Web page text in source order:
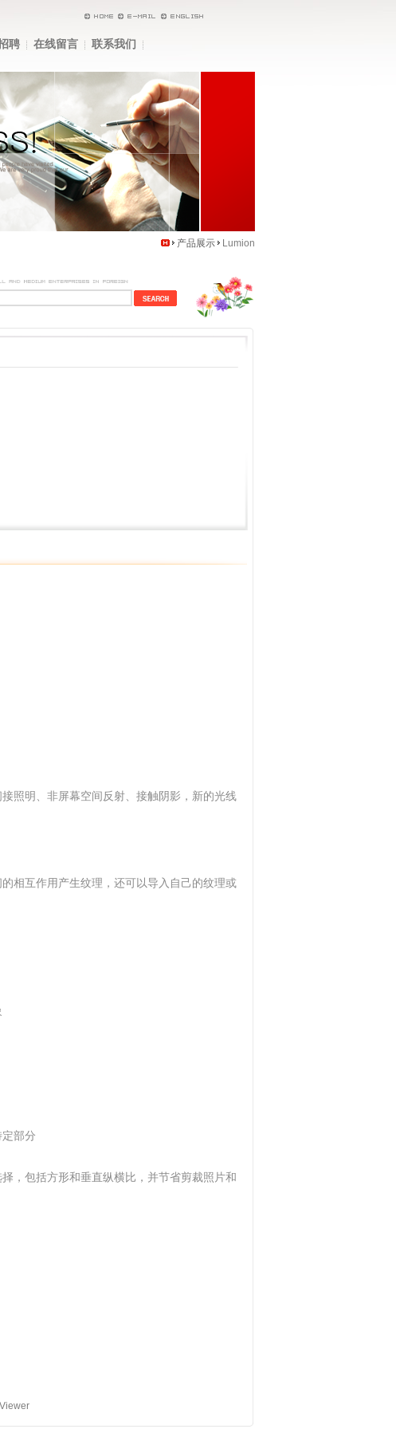
聘 在线留言 联系我们
产品展示 Lumion
照明、非屏幕空间反射、接触阴影，新的光线
相互作用产生纹理，还可以导入自己的纹理或
部分
，包括方形和垂直纵横比，并节省剪裁照片和